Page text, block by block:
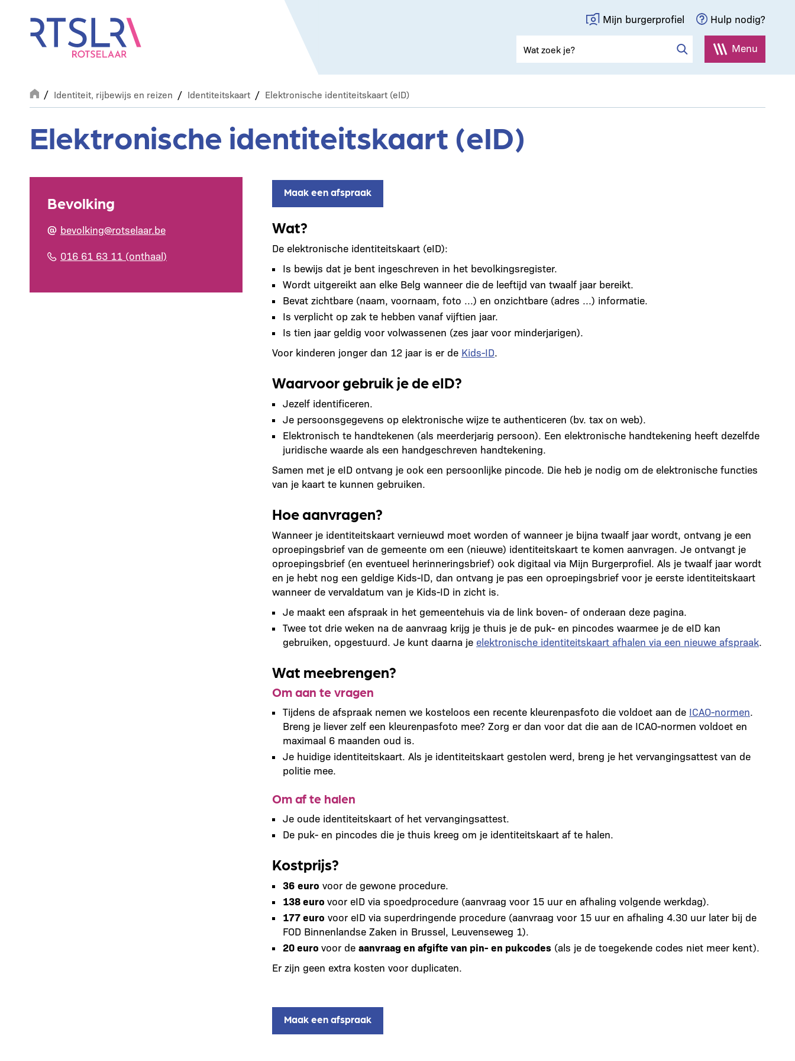
Mijn burgerprofiel Hulp nodig?
Menu
Breadcrumb
Identiteit, rijbewijs en reizen Identiteitskaart Elektronische identiteitskaart (eID)
Elektronische identiteitskaart (eID)
Bevolking
bevolking@rotselaar.be
016 61 63 11 (onthaal)
Maak een afspraak
Wat?
De elektronische identiteitskaart (eID):
Is bewijs dat je bent ingeschreven in het bevolkingsregister.
Wordt uitgereikt aan elke Belg wanneer die de leeftijd van twaalf jaar bereikt.
Bevat zichtbare (naam, voornaam, foto ...) en onzichtbare (adres ...) informatie.
Is verplicht op zak te hebben vanaf vijftien jaar.
Is tien jaar geldig voor volwassenen (zes jaar voor minderjarigen).
Voor kinderen jonger dan 12 jaar is er de Kids-ID.
Waarvoor gebruik je de eID?
Jezelf identificeren.
Je persoonsgegevens op elektronische wijze te authenticeren (bv. tax on web).
Elektronisch te handtekenen (als meerderjarig persoon). Een elektronische handtekening heeft dezelfde
juridische waarde als een handgeschreven handtekening.
Samen met je eID ontvang je ook een persoonlijke pincode. Die heb je nodig om de elektronische functies
van je kaart te kunnen gebruiken.
Hoe aanvragen?
Wanneer je identiteitskaart vernieuwd moet worden of wanneer je bijna twaalf jaar wordt, ontvang je een
oproepingsbrief van de gemeente om een (nieuwe) identiteitskaart te komen aanvragen. Je ontvangt je
oproepingsbrief (en eventueel herinneringsbrief) ook digitaal via Mijn Burgerprofiel. Als je twaalf jaar wordt
en je hebt nog een geldige Kids-ID, dan ontvang je pas een oproepingsbrief voor je eerste identiteitskaart
wanneer de vervaldatum van je Kids-ID in zicht is.
Je maakt een afspraak in het gemeentehuis via de link boven- of onderaan deze pagina.
Twee tot drie weken na de aanvraag krijg je thuis je de puk- en pincodes waarmee je de eID kan
gebruiken, opgestuurd. Je kunt daarna je elektronische identiteitskaart afhalen via een nieuwe afspraak.
Wat meebrengen?
Om aan te vragen
Tijdens de afspraak nemen we kosteloos een recente kleurenpasfoto die voldoet aan de ICAO-normen.
Breng je liever zelf een kleurenpasfoto mee? Zorg er dan voor dat die aan de ICAO-normen voldoet en
maximaal 6 maanden oud is.
Je huidige identiteitskaart. Als je identiteitskaart gestolen werd, breng je het vervangingsattest van de
politie mee.
Om af te halen
Je oude identiteitskaart of het vervangingsattest.
De puk- en pincodes die je thuis kreeg om je identiteitskaart af te halen.
Kostprijs?
36 euro voor de gewone procedure.
138 euro voor eID via spoedprocedure (aanvraag voor 15 uur en afhaling volgende werkdag).
177 euro voor eID via superdringende procedure (aanvraag voor 15 uur en afhaling 4.30 uur later bij de
FOD Binnenlandse Zaken in Brussel, Leuvenseweg 1).
20 euro voor de aanvraag en afgifte van pin- en pukcodes (als je de toegekende codes niet meer kent).
Er zijn geen extra kosten voor duplicaten.
Maak een afspraak